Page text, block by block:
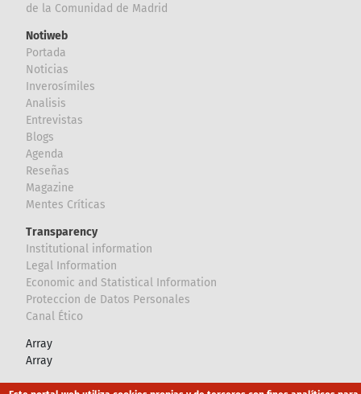
de la Comunidad de Madrid
Notiweb
Portada
Noticias
Inverosímiles
Analisis
Entrevistas
Blogs
Agenda
Reseñas
Magazine
Mentes Críticas
Transparency
Institutional information
Legal Information
Economic and Statistical Information
Proteccion de Datos Personales
Canal Ético
Array
Array